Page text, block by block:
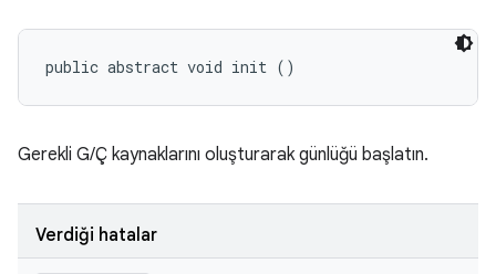
public abstract void init ()
Gerekli G/Ç kaynaklarını oluşturarak günlüğü başlatın.
Verdiği hatalar